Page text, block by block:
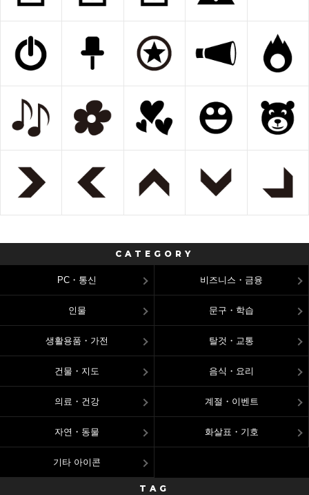
CATEGORY
PC・통신 비즈니스・금융
인물 문구・학습
생활용품・가전 탈것・교통
건물・지도 음식・요리
의료・건강 계절・이벤트
자연・동물 화살표・기호
기타 아이콘
TAG